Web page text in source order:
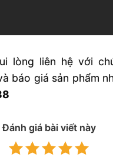
lòng liên hệ với
báo giá sản phẩm
Đánh giá bài viết này